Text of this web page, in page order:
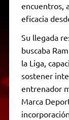
encuentros,
eficacia
Su llegada
buscaba
la Liga,
sostener
entrenador
Marca